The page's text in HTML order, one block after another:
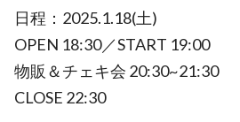
日程：2025.1.18(土)
OPEN 18:30／START 19:00
物販＆チェキ会 20:30~21:30
CLOSE 22:30